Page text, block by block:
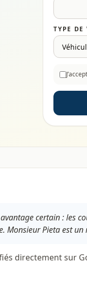
TYPE DE
certain : les
Monsieur Pieta est
directement sur